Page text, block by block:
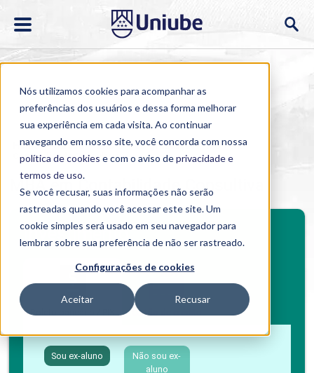
Nós utilizamos cookies para acompanhar as
preferências dos usuários e dessa forma melhorar
sua experiência em cada visita. Ao continuar
navegando em nosso site, você concorda com nossa
política de cookies e com o aviso deprivacidade e
termos de uso.
Se você recusar, suas informações não serão
rastreadas quando você acessar este site. Um
cookie simples será usado em seu navegador para
lembrar sobre sua preferência de não ser rastreado.
Configurações de cookies
Aceitar Recusar
Home > Cursos > EAD > Pós-graduação >MBA em
Contabilidade Consultiva
MBA em Contabilidade Consultiva
Investimento
Boleto bancário / PIX Cartão de crédito
Sou ex-aluno
Não sou ex-
aluno
BENEFÍCIOS
Benefícios pós-graduação